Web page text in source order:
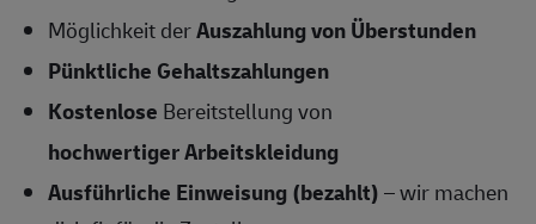
Möglichkeit derAuszahlung von Überstunden
Pünktliche Gehaltszahlungen
Kostenlose Bereitstellung von
hochwertiger Arbeitskleidung
Ausführliche Einweisung (bezahlt)– wir machen